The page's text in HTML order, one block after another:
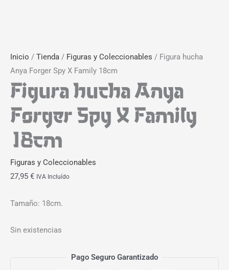
Inicio / Tienda / Figuras y Coleccionables / Figura hucha
Anya Forger Spy X Family 18cm
Figura hucha Anya
Forger Spy X Family
18cm
Figuras y Coleccionables
27,95 € IVA Incluído
Tamaño: 18cm.
Sin existencias
Pago Seguro Garantizado